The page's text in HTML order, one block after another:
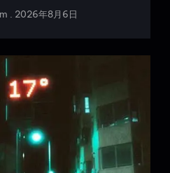
2026年8月6日